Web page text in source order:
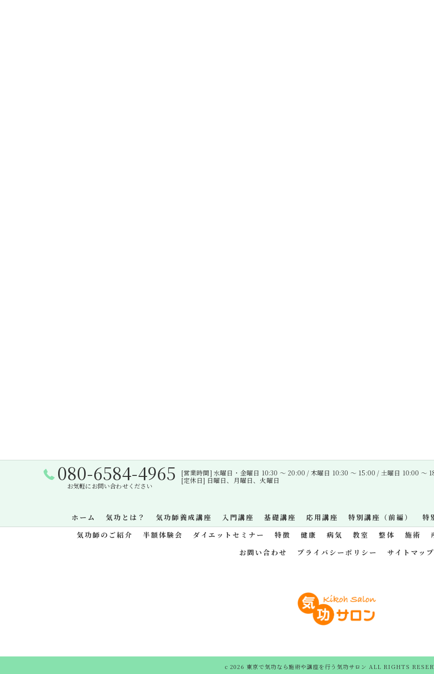
080-6584-4965
お気軽にお問い合わせください
[営業時間] 水曜日・金曜日 10:30 〜 20:00 / 木曜日 10:30 〜 15:00 / 土曜日 10:00 〜
[定休日] 日曜日、月曜日、火曜日
ホーム 気功とは？ 気功師養成講座 入門講座 基礎講座 応用講座 特別講座（前編） 特
気功師のご紹介
半額体験会 ダイエットセミナー 特徴 健康 病気 教室 整体 施術
お問い合わせ
プライバシーポリシー サイトマップ
c 2026 東京で気功なら施術や講座を行う気功サロン ALL RIGHTS